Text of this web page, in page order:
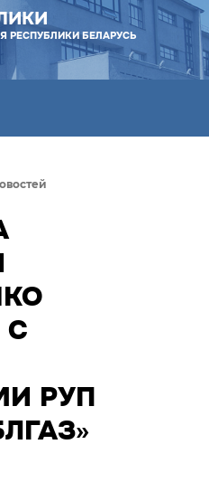
РЕСПУБЛИКИ БЕЛАРУСЬ
С
РУП